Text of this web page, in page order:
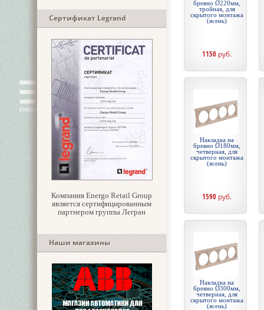
Сертификат Legrand
Компания Energo Retail Group
является сертифицированным
партнером группы Легран
Наши магазины
бревно Ø220мм,
тройная, для
скрытого монтажа
(ясень)
1150 руб.
Накладка на
бревно Ø180мм,
четверная, для
скрытого монтажа
(ясень)
1590 руб.
Накладка на
бревно Ø300мм,
четверная, для
скрытого монтажа
(ясень)